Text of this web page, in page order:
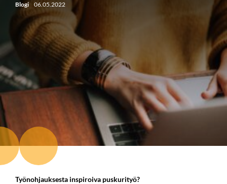
Blogi 06.05.2022
Työnohjauksesta inspiroiva puskurityö?